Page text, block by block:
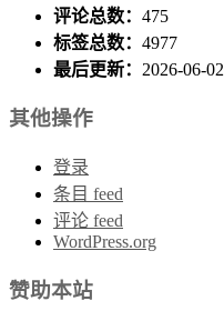
评论总数： 475
标签总数： 4977
最后更新： 2026-06-02
其他操作
登录
条目 feed
评论 feed
WordPress.org
赞助本站